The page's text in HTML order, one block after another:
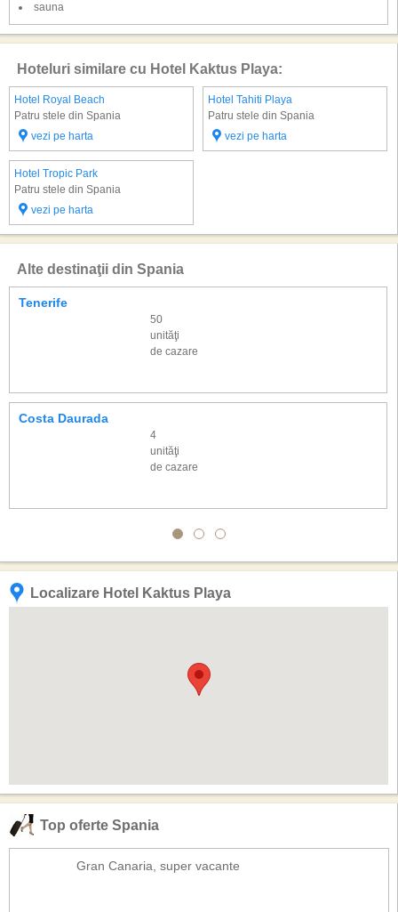
sauna
Hoteluri similare cu Hotel Kaktus Playa:
Hotel Royal Beach
Patru stele din Spania
vezi pe harta
Hotel Tahiti Playa
Patru stele din Spania
vezi pe harta
Hotel Tropic Park
Patru stele din Spania
vezi pe harta
Alte destinaţii din Spania
Tenerife
50
unităţi
de cazare
Costa Daurada
4
unităţi
de cazare
Localizare Hotel Kaktus Playa
Top oferte Spania
Gran Canaria, super vacante